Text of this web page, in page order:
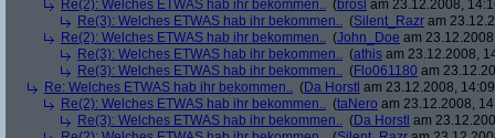
Re(2): Welches ETWAS hab ihr bekommen.. (brösl am 23.12.2008,
Re(3): Welches ETWAS hab ihr bekommen.. (Silent_Razr am
Re(2): Welches ETWAS hab ihr bekommen.. (John_Doe am
Re(3): Welches ETWAS hab ihr bekommen.. (athis am 23.12.2008,
Re(3): Welches ETWAS hab ihr bekommen.. (Flo061180 am
Re: Welches ETWAS hab ihr bekommen.. (Da Horstl am 23.12.2008,
Re(2): Welches ETWAS hab ihr bekommen.. (taNero am 23.12.2008,
Re(3): Welches ETWAS hab ihr bekommen.. (Da Horstl am